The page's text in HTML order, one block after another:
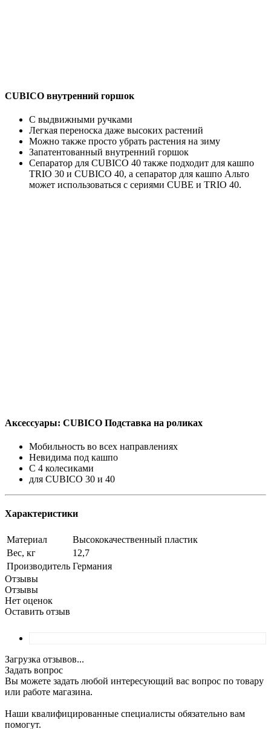
CUBICO внутренний горшок
C выдвижными ручками
Легкая переноска даже высоких растений
Можно также просто убрать растения на зиму
Запатентованный внутренний горшок
Сепаратор для CUBICO 40 также подходит для кашпо
TRIO 30 и CUBICO 40, а сепаратор для кашпо Альто
может использоваться с сериями CUBE и TRIO 40.
Aксессуары: CUBICO Подставка на роликах
Мобильность во всех направлениях
Невидима под кашпо
C 4 колесиками
для CUBICO 30 и 40
Характеристики
Материал
Высококачественный пластик
Вес, кг
12,7
Производитель Германия
Отзывы
Отзывы
Нет оценок
Оставить отзыв
Загрузка отзывов...
Задать вопрос
Вы можете задать любой интересующий вас вопрос по товару
или работе магазина.
Наши квалифицированные специалисты обязательно вам
помогут.